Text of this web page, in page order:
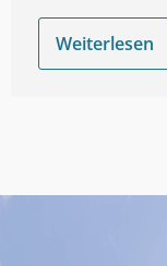
Weiterlesen